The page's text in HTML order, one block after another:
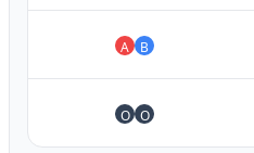
A B
O O